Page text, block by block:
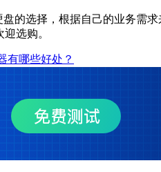
的选择，根据自己的业务需
选购。
有哪些好处？